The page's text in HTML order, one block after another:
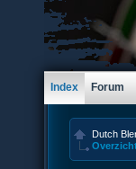
Index Forum
Dutch